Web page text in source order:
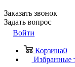
Заказать звонок
Задать вопрос
Войти
Корзина0
Избранные